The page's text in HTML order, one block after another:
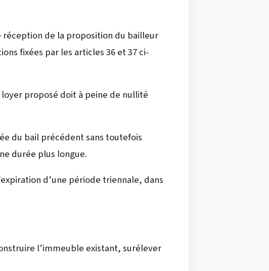
réception de la proposition du bailleur
fixées par les articles 36 et 37 ci-
proposé doit à peine de nullité
du bail précédent sans toutefois
durée plus longue.
d’une période triennale, dans
l’immeuble existant, surélever